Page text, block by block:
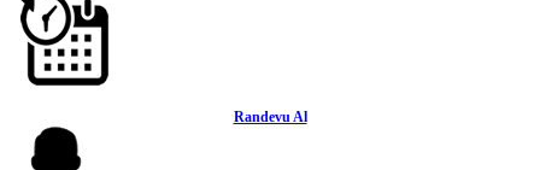
Randevu Al